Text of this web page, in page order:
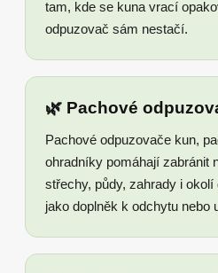
tam, kde se kuna vrací
odpuzovač sám nestačí.
🌿 Pachové
Pachové odpuzovače kun,
ohradníky pomáhají zabránit
střechy, půdy, zahrady i
jako doplněk k odchytu nebo